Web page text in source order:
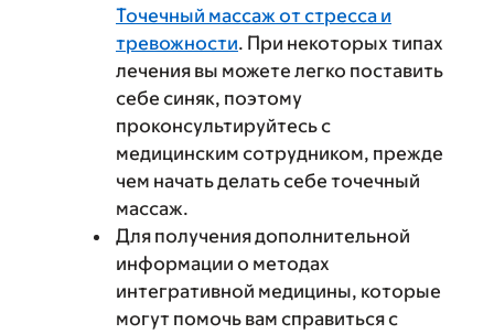
Точечный массаж от стресса и
тревожности. При некоторых типах
лечения вы можете легко поставить
себе синяк, поэтому
проконсультируйтесь с
медицинским сотрудником, прежде
чем начать делать себе точечный
массаж.
Для получения дополнительной
информации о методах
интегративной медицины, которые
могут помочь вам справиться с